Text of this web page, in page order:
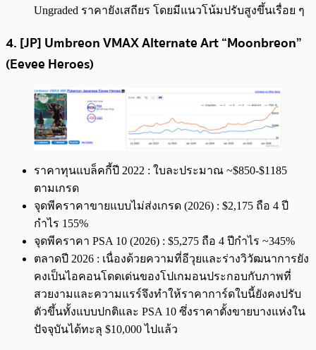
Ungraded ราคายังเสถียร โดยมีแนวโน้มปรับสูงขึ้นเรื่อย ๆ
4. [JP] Umbreon VMAX Alternate Art “Moonbreon”
(Eevee Heroes)
ราคาทุนแบล็คกี้ปี 2022 : ใบละประมาณ ~$850-$1185
ตามเกรด
จุดพีคราคาขายแบบไม่ส่งเกรด (2026) : $2,175 ถือ 4 ปี
กำไร 155%
จุดพีคราคา PSA 10 (2026) : $5,275 ถือ 4 ปีกำไร ~345%
ตลาดปี 2026 : เนื่องด้วยความที่อีวุยและร่างวิวัฒนาการยัง
คงเป็นไอคอนโดดเด่นของโปเกมอนประกอบกับภาพที่
สวยงามและความแรร์จึงทำให้ราคาการ์ดใบนี้ยังคงปรับ
ตัวขึ้นทั้งแบบปกติและ PSA 10 ซึ่งราคาตั้งขายบางแห่งใน
ปัจจุบันได้ทะลุ $10,000 ไปแล้ว